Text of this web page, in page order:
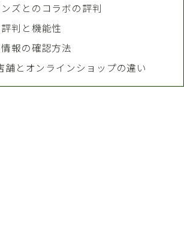
ズとのコラボの評判
判と機能性
報の確認方法
舗とオンラインショップの違い